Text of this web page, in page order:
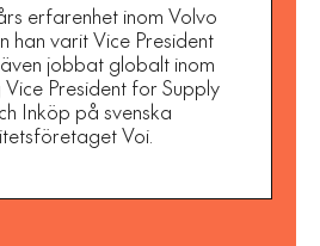
erfarenhet inom Volvo
han varit Vice President
jobbat globalt inom
President for Supply
Inköp på svenska
Voi.